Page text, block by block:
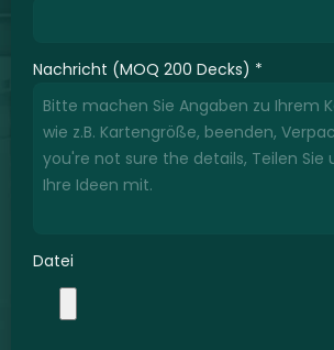
Nachricht (MOQ 200 Decks) *
Datei